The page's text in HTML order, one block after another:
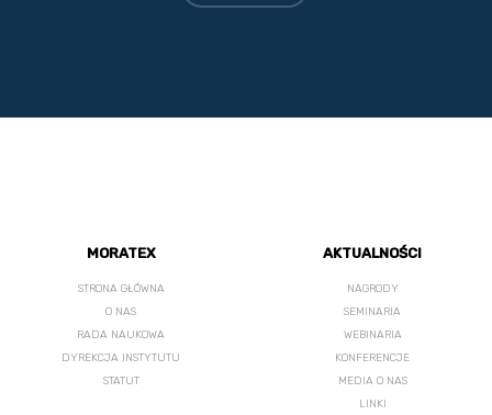
MORATEX
STRONA GŁÓWNA
O NAS
RADA NAUKOWA
DYREKCJA INSTYTUTU
STATUT
AKTUALNOŚCI
NAGRODY
SEMINARIA
WEBINARIA
KONFERENCJE
MEDIA O NAS
LINKI